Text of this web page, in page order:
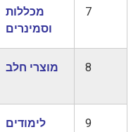
7
מכללות
וסמינרים
8 מוצרי חלב
9 לימודים